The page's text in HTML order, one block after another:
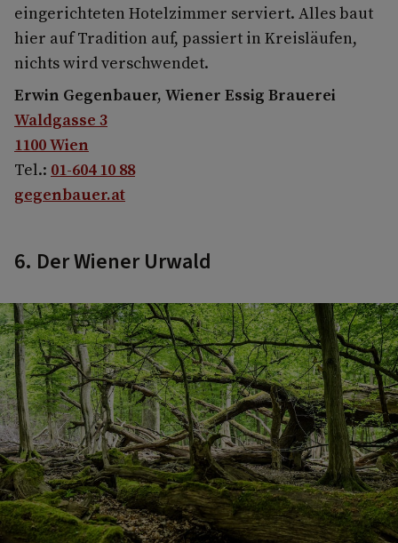
eingerichteten Hotelzimmer serviert. Alles baut
hier auf Tradition auf, passiert in Kreisläufen,
nichts wird verschwendet.
Erwin Gegenbauer, Wiener Essig Brauerei
Waldgasse 3
1100 Wien
Tel.: 01-604 10 88
gegenbauer.at
6. Der Wiener Urwald